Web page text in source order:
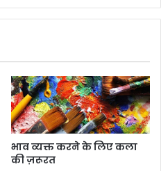
भाव व्यक्त करने के लिए कला
की ज़रूरत